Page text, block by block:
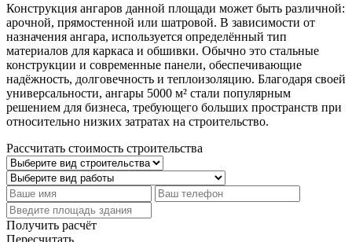
Конструкция ангаров данной площади может быть различной:
арочной, прямостенной или шатровой. В зависимости от
назначения ангара, используется определённый тип
материалов для каркаса и обшивки. Обычно это стальные
конструкции и современные панели, обеспечивающие
надёжность, долговечность и теплоизоляцию. Благодаря своей
универсальности, ангары 5000 м² стали популярным
решением для бизнеса, требующего больших пространств при
относительно низких затратах на строительство.
Рассчитать стоимость строительства
Получить расчёт
Пересчитать